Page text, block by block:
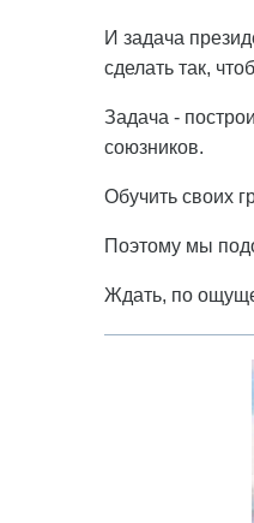
И задача
сделать так,
Задача -
союзников.
Обучить своих
Поэтому мы
Ждать, по